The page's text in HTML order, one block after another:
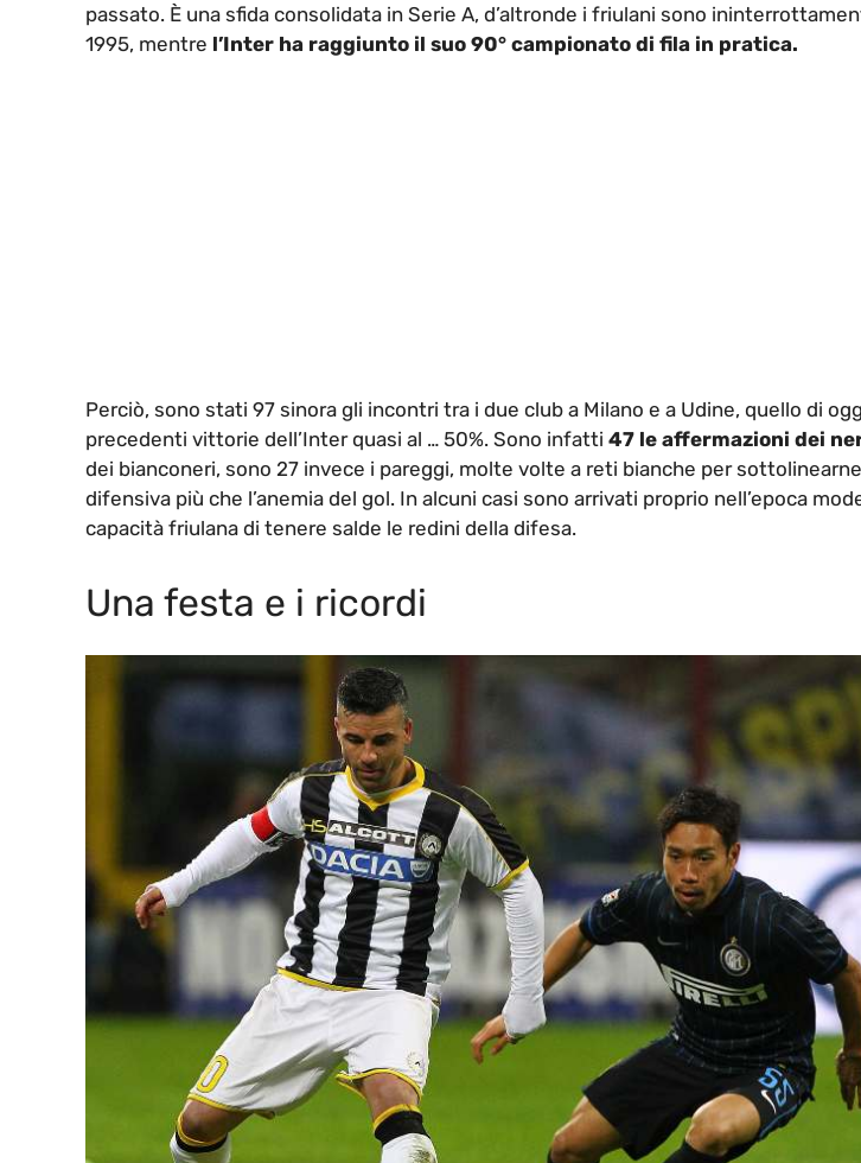
passato. È una sfida consolidata in Serie A, d’altronde i friulani sono
1995, mentre l’Inter ha raggiunto il suo 90° campionato di fila in pratica.
Perciò, sono stati 97 sinora gli incontri tra i due club a Milano e a Udine, quello di
precedenti vittorie dell’Inter quasi al … 50%. Sono infatti 47 le affermazioni dei
dei bianconeri, sono 27 invece i pareggi, molte volte a reti bianche per
difensiva più che l’anemia del gol. In alcuni casi sono arrivati proprio nell’epoca
capacità friulana di tenere salde le redini della difesa.
Una festa e i ricordi